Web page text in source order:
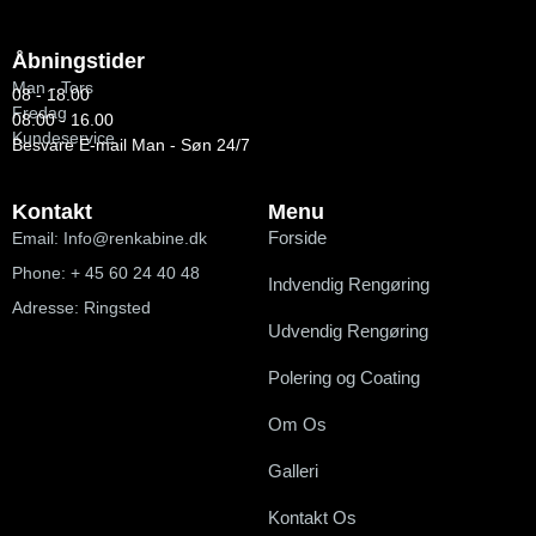
Menu
Forside
Indvendig Rengøring
Udvendig Rengøring
Polering og Coating
Om Os
Galleri
Kontakt Os
Kontakt
Email: Info@renkabine.dk
Phone: + 45 60 24 40 48
Adresse: Ringsted
Åbningstider
Man - Tors
08 - 18.00
Fredag
08.00 - 16.00
Kundeservice
Besvare E-mail Man - Søn 24/7